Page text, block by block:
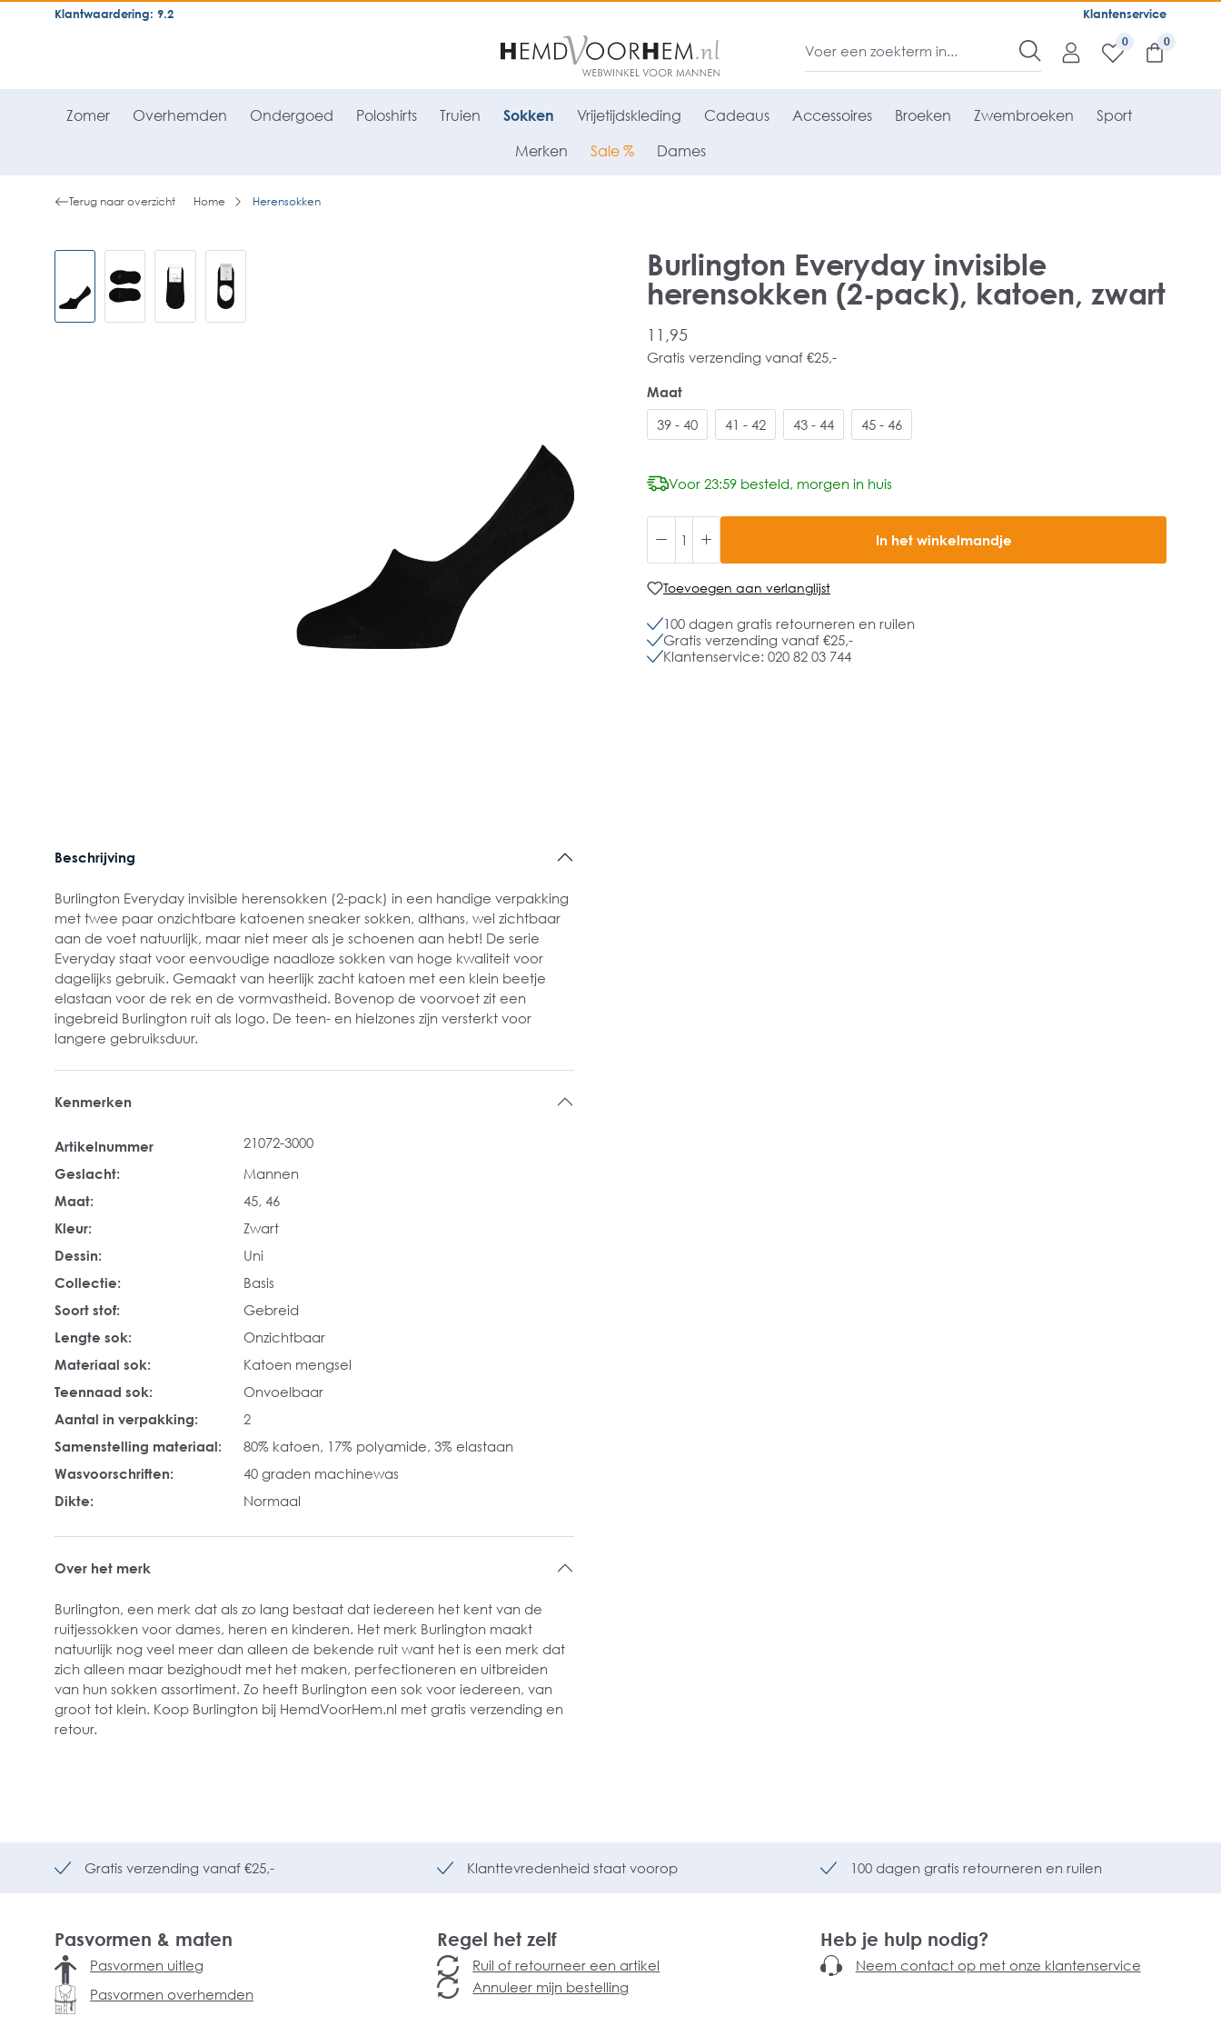
general.skipToNavigation Klantenservice
Klantwaardering: 9.2
0
Zomer Overhemden Ondergoed Poloshirts Truien Sokken Vrijetijdskleding Cadeaus Accessoires Broeken Zwembroeken Sport
Merken Sale % Dames
Terug naar overzicht Home Herensokken
Burlington Everyday invisible
herensokken (2-pack), katoen, zwart
11,95
Gratis verzending vanaf €25,-
Maat
39 - 40
41 - 42 43 - 44 45 - 46
Voor 23:59 besteld, morgen in huis
In het winkelmandje
Toevoegen aan verlanglijst
100 dagen gratis retourneren en ruilen
Gratis verzending vanaf €25,-
Klantenservice: 020 82 03 744
Beschrijving
Burlington Everyday invisible herensokken (2-pack) in een handige verpakking
met twee paar onzichtbare katoenen sneaker sokken, althans, wel zichtbaar
aan de voet natuurlijk, maar niet meer als je schoenen aan hebt! De serie
Everyday staat voor eenvoudige naadloze sokken van hoge kwaliteit voor
dagelijks gebruik. Gemaakt van heerlijk zacht katoen met een klein beetje
elastaan voor de rek en de vormvastheid. Bovenop de voorvoet zit een
ingebreid Burlington ruit als logo. De teen- en hielzones zijn versterkt voor
langere gebruiksduur.
Kenmerken
Artikelnummer
21072-3000
Geslacht:
Mannen
Maat:
45, 46
Kleur:
Zwart
Dessin:
Uni
Collectie:
Basis
Soort stof:
Gebreid
Lengte sok:
Onzichtbaar
Materiaal sok:
Katoen mengsel
Teennaad sok:
Onvoelbaar
Aantal in verpakking:
2
Samenstelling materiaal:
80% katoen, 17% polyamide, 3% elastaan
Wasvoorschriften:
40 graden machinewas
Dikte:
Normaal
Over het merk
Burlington, een merk dat als zo lang bestaat dat iedereen het kent van de
ruitjessokken voor dames, heren en kinderen. Het merk Burlington maakt
natuurlijk nog veel meer dan alleen de bekende ruit want het is een merk dat
zich alleen maar bezighoudt met het maken, perfectioneren en uitbreiden
van hun sokken assortiment. Zo heeft Burlington een sok voor iedereen, van
groot tot klein. Koop Burlington bij HemdVoorHem.nl met gratis verzending en
retour.
Gratis verzending vanaf €25,- Klanttevredenheid staat voorop 100 dagen gratis retourneren en ruilen
Pasvormen & maten
Pasvormen uitleg
Pasvormen overhemden
Regel het zelf
Ruil of retourneer een artikel
Annuleer mijn bestelling
Heb je hulp nodig?
Neem contact op met onze klantenservice